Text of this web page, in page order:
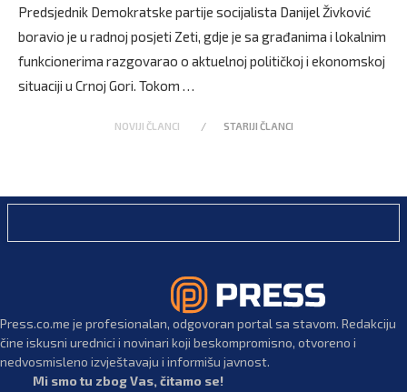
Predsjednik Demokratske partije socijalista Danijel Živković
boravio je u radnoj posjeti Zeti, gdje je sa građanima i lokalnim
funkcionerima razgovarao o aktuelnoj političkoj i ekonomskoj
situaciji u Crnoj Gori. Tokom …
NOVIJI ČLANCI STARIJI ČLANCI
Press.co.me je profesionalan, odgovoran portal sa stavom. Redakciju
čine iskusni urednici i novinari koji beskompromisno, otvoreno i
nedvosmisleno izvještavaju i informišu javnost.
Mi smo tu zbog Vas, čitamo se!